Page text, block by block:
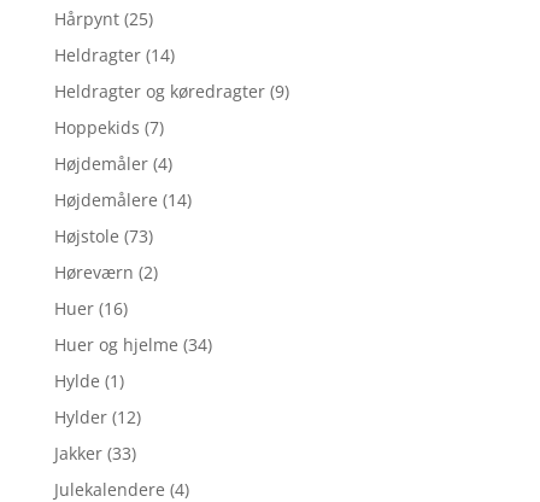
Hårpynt (25)
Heldragter (14)
Heldragter og køredragter (9)
Hoppekids (7)
Højdemåler (4)
Højdemålere (14)
Højstole (73)
Høreværn (2)
Huer (16)
Huer og hjelme (34)
Hylde (1)
Hylder (12)
Jakker (33)
Julekalendere (4)